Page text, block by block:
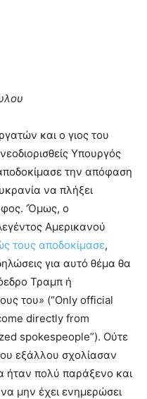
και ο γιος του
Υπουργός
την απόφαση
να πλήξει
‘Όμως, ο
Αμερικανού
τους αποδοκίμασε,
για αυτό θέμα θα
Τραμπ ή
του» (“Only official
directly from
spokespeople”). Ούτε
εξάλλου σχολίασαν
ήταν πολύ παράξενο και
μην έχει ενημερώσει